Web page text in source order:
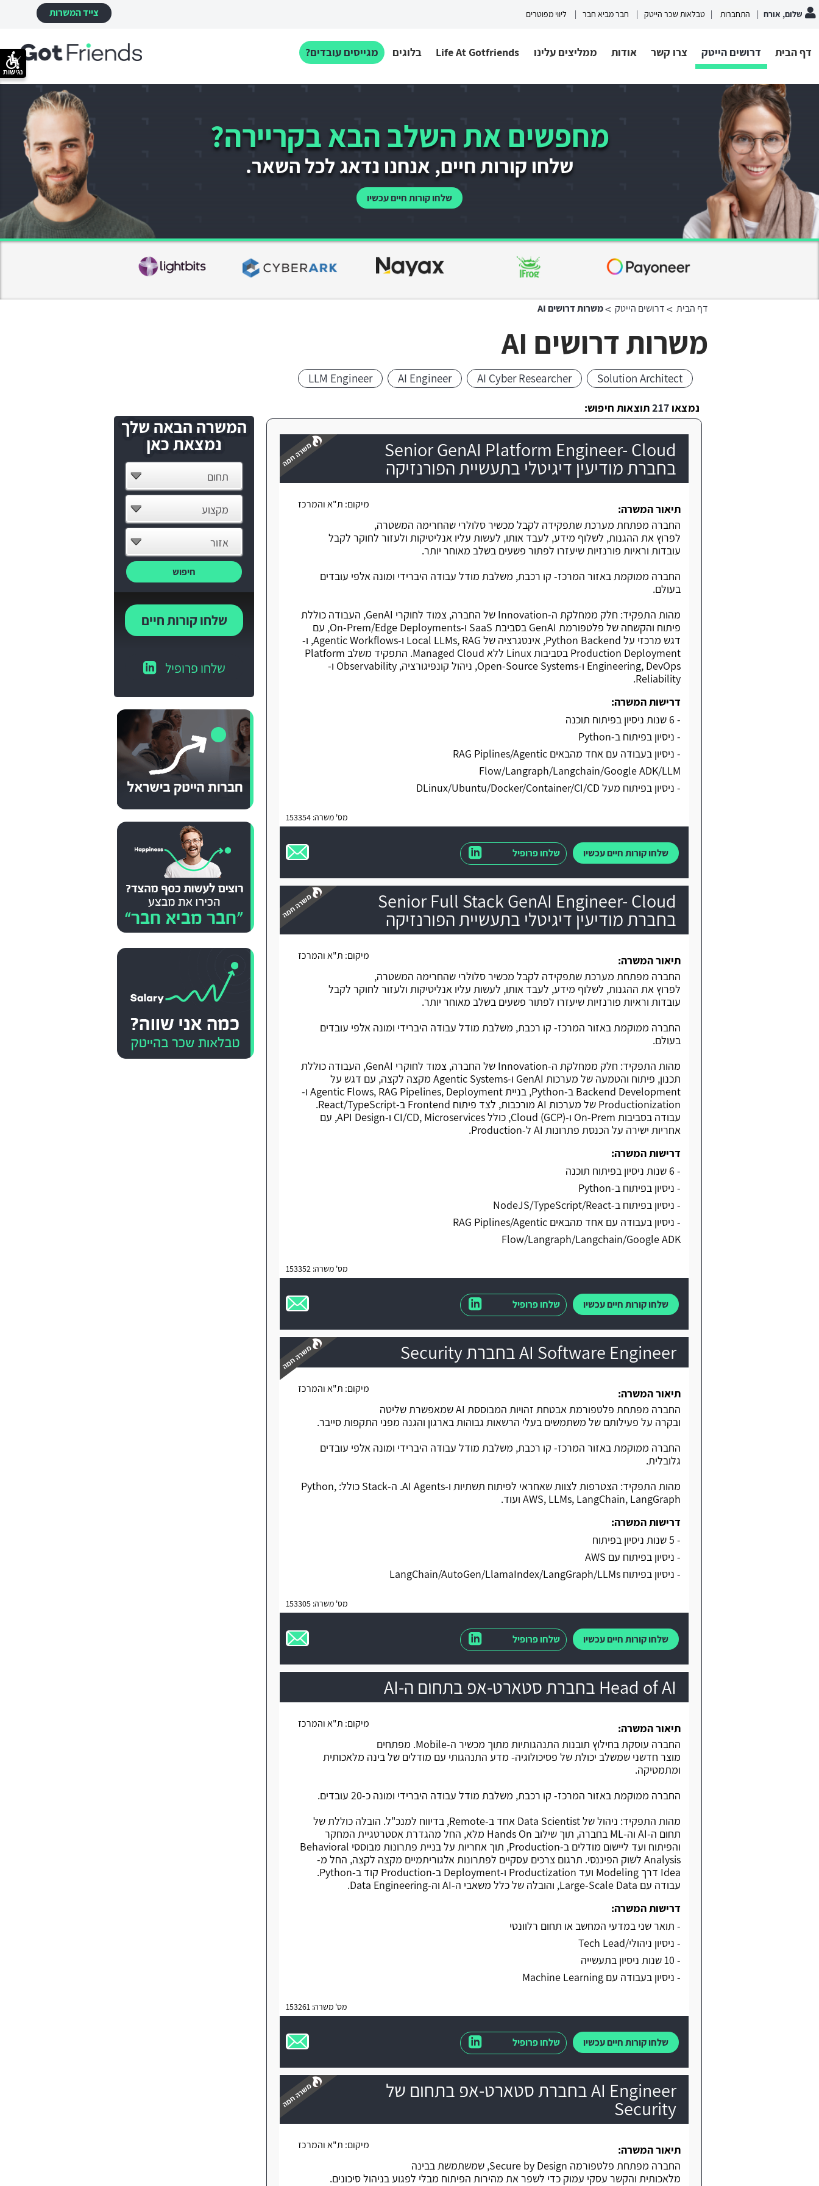
שלום, אורח התחברות טבלאות שכר הייטק חבר מביא חבר ליווי מפוטרים צייד המשרות
דף הבית דרושים הייטק צרו קשר אודות ממליצים עלינו Life At Gotfriends בלוגים מגייסים עובדים?
מחפשים את השלב הבא בקריירה?
שלחו קורות חיים, אנחנו נדאג לכל השאר.
שלחו קורות חיים עכשיו
דף הבית >דרושים הייטק >משרות דרושים AI
משרות דרושים AI
Solution Architect
AI Cyber Researcher
AI Engineer
LLM Engineer
נמצאו217תוצאות חיפוש:
Senior GenAI Platform Engineer- Cloud
בחברת מודיעין דיגיטלי בתעשיית הפורנזיקה
משרה חמה מיקום: ת"א והמרכז
תיאור המשרה:
החברה מפתחת מערכת שתפקידה לקבל מכשיר סלולרי שהחרימה המשטרה,
לפרוץ את ההגנות, לשלוף מידע, לעבד אותו, לעשות עליו אנליטיקות ולעזור לחוקר לקבל
עובדות וראיות פורנזיות שיעזרו לפתור פשעים בשלב מאוחר יותר.
החברה ממוקמת באזור המרכז- קו רכבת, משלבת מודל עבודה היברידי ומונה אלפי עובדים
בעולם.
מהות התפקיד: חלק ממחלקת ה-Innovation של החברה, צמוד לחוקרי GenAI, העבודה כוללת
פיתוח והקשחה של פלטפורמת GenAI בסביבת SaaS ו-On-Prem/Edge Deployments, עם
דגש מרכזי על Python Backend, אינטגרציה של Local LLMs, RAG ו-Agentic Workflows, ו-
Production Deployment בסביבות Linux ללא Managed Cloud. התפקיד משלב Platform
Engineering, DevOps ו-Open-Source Systems, ניהול קונפיגורציה, Observability ו-
Reliability.
דרישות המשרה:
- 6 שנות ניסיון בפיתוח תוכנה
- ניסיון בפיתוח ב-Python
- ניסיון בעבודה עם אחד מהבאים RAG Piplines/Agentic
Flow/Langraph/Langchain/Google ADK/LLM
- ניסיון בפיתוח מעל DLinux/Ubuntu/Docker/Container/CI/CD
מס' משרה: 153354
שלחו קורות חיים עכשיו שלחו פרופיל
Senior Full Stack GenAI Engineer- Cloud
בחברת מודיעין דיגיטלי בתעשיית הפורנזיקה
משרה חמה מיקום: ת"א והמרכז
תיאור המשרה:
החברה מפתחת מערכת שתפקידה לקבל מכשיר סלולרי שהחרימה המשטרה,
לפרוץ את ההגנות, לשלוף מידע, לעבד אותו, לעשות עליו אנליטיקות ולעזור לחוקר לקבל
עובדות וראיות פורנזיות שיעזרו לפתור פשעים בשלב מאוחר יותר.
החברה ממוקמת באזור המרכז- קו רכבת, משלבת מודל עבודה היברידי ומונה אלפי עובדים
בעולם.
מהות התפקיד: חלק ממחלקת ה-Innovation של החברה, צמוד לחוקרי GenAI, העבודה כוללת
תכנון, פיתוח והטמעה של מערכות GenAI ו-Agentic Systems מקצה לקצה, עם דגש על
Backend Development ב-Python, בניית Agentic Flows, RAG Pipelines, Deployment ו-
Productionization של מערכות AI מורכבות, לצד פיתוח Frontend ב-React/TypeScript.
עבודה בסביבות On-Prem ו-Cloud (GCP), כולל CI/CD, Microservices ו-API Design, עם
אחריות ישירה על הכנסת פתרונות AI ל-Production.
דרישות המשרה:
- 6 שנות ניסיון בפיתוח תוכנה
- ניסיון בפיתוח ב-Python
- ניסיון בפיתוח ב-NodeJS/TypeScript/React
- ניסיון בעבודה עם אחד מהבאים RAG Piplines/Agentic
Flow/Langraph/Langchain/Google ADK
מס' משרה: 153352
שלחו קורות חיים עכשיו שלחו פרופיל
AI Software Engineer בחברת Security
מיקום: ת"א והמרכז
תיאור המשרה:
החברה מפתחת פלטפורמת אבטחת זהויות המבוססת AI שמאפשרת שליטה
ובקרה על פעילותם של משתמשים בעלי הרשאות גבוהות בארגון והגנה מפני התקפות סייבר.
החברה ממוקמת באזור המרכז- קו רכבת, משלבת מודל עבודה היברידי ומונה אלפי עובדים
גלובלית.
מהות התפקיד: הצטרפות לצוות שאחראי לפיתוח תשתיות ו-AI Agents. ה-Stack כולל: Python,
AWS, LLMs, LangChain, LangGraph ועוד.
דרישות המשרה:
- 5 שנות ניסיון בפיתוח
- ניסיון בפיתוח עם AWS
- ניסיון בפיתוח LangChain/AutoGen/LlamaIndex/LangGraph/LLMs
מס' משרה: 153305
שלחו קורות חיים עכשיו שלחו פרופיל
Head of AI בחברת סטארט-אפ בתחום ה-AI
מיקום: ת"א והמרכז
תיאור המשרה:
החברה עוסקת בחילוץ תובנות התנהגותיות מתוך מכשיר ה-Mobile. מפתחים
מוצר חדשני שמשלב יכולת של פסיכולוגיה- מדע התנהגותי עם מודלים של בינה מלאכותית
ומתמטיקה.
החברה ממוקמת באזור המרכז- קו רכבת, משלבת מודל עבודה היברידי ומונה כ-20 עובדים.
מהות התפקיד: ניהול של Data Scientist אחד ב-Remote, בדיווח למנכ"ל. הובלה כוללת של
תחום ה-AI וה-ML בחברה, תוך שילוב Hands On מלא, החל מהגדרת אסטרטגיית המחקר
והפיתוח ועד ליישום מודלים ב-Production, תוך אחריות על בניית פתרונות מבוססי Behavioral
Analysis לשוק הפיננסי. תרגום צרכים עסקיים לפתרונות אלגוריתמיים מקצה לקצה, החל מ-
Idea דרך Modeling ועד Productization ו-Deployment ב-Production קוד ב-Python.
עבודה עם Large-Scale Data, והובלה של כלל משאבי ה-AI וה-Data Engineering.
דרישות המשרה:
- תואר שני במדעי המחשב או תחום רלוונטי
- ניסיון ניהולי/Tech Lead
- 10 שנות ניסיון בתעשייה
- ניסיון בעבודה עם Machine Learning
מס' משרה: 153261
שלחו קורות חיים עכשיו שלחו פרופיל
AI Engineer בחברת סטארט-אפ בתחום של
Security
משרה חמה מיקום: ת"א והמרכז
תיאור המשרה:
החברה מפתחת פלטפורמה Secure by Design, שמשתמשת בבינה
מלאכותית והקשר עסקי עמוק כדי לשפר את מהירות הפיתוח מבלי לפגוע בניהול סיכונים.
המשרה הבאה שלך
נמצאת כאן
תחום
מקצוע
אזור
חיפוש
שלחו קורות חיים
שלחו פרופיל
נגישות